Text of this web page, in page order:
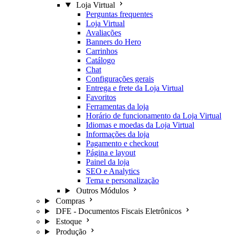
Loja Virtual
Perguntas frequentes
Loja Virtual
Avaliações
Banners do Hero
Carrinhos
Catálogo
Chat
Configurações gerais
Entrega e frete da Loja Virtual
Favoritos
Ferramentas da loja
Horário de funcionamento da Loja Virtual
Idiomas e moedas da Loja Virtual
Informações da loja
Pagamento e checkout
Página e layout
Painel da loja
SEO e Analytics
Tema e personalização
Outros Módulos
Compras
DFE - Documentos Fiscais Eletrônicos
Estoque
Produção